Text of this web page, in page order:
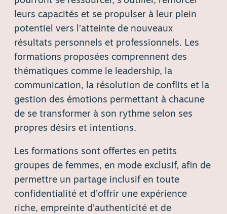
leurs capacités et se propulser à leur plein
potentiel vers l’atteinte de nouveaux
résultats personnels et professionnels. Les
formations proposées comprennent des
thématiques comme le leadership, la
communication, la résolution de conflits et la
gestion des émotions permettant à chacune
de se transformer à son rythme selon ses
propres désirs et intentions.
Les formations sont offertes en petits
groupes de femmes, en mode exclusif, afin de
permettre un partage inclusif en toute
confidentialité et d’offrir une expérience
riche, empreinte d’authenticité et de